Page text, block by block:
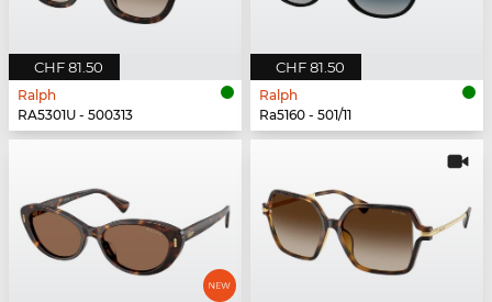
CHF 81.50
Ralph
RA5301U - 500313
CHF 81.50
Ralph
Ra5160 - 501/11